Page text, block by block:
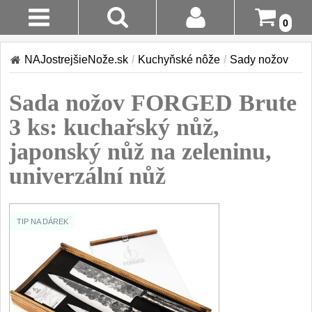
0
Stav
Objednávky
Prihlásenie
Registrácia
Doručenie
A Platba
Vrátenie Do
Reklamácia
Kontakty
Akcia!
Sady nožov 9
Kuchařské nože 30
Nože na ovoce a
Santoku nože 46
Nože NAKIRI 17
NAJostrejšieNože.sk / Kuchyňské nôže / Sady nožov
Sada nožov FORGED Brute
3 ks: kuchařský nůž,
japonský nůž na zeleninu,
univerzální nůž
TIP NA DÁREK